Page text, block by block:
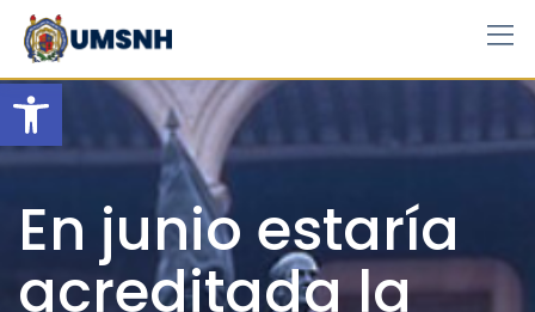
Open toolbar
Skip
content
En junio estaría
acreditada la